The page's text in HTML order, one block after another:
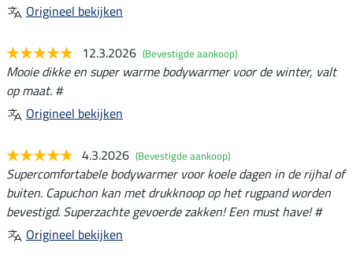
Origineel bekijken
12.3.2026 (Bevestigde aankoop)
Mooie dikke en super warme bodywarmer voor de winter, valt
op maat. #
Origineel bekijken
4.3.2026 (Bevestigde aankoop)
Supercomfortabele bodywarmer voor koele dagen in de rijhal of
buiten. Capuchon kan met drukknoop op het rugpand worden
bevestigd. Superzachte gevoerde zakken! Een must have! #
Origineel bekijken